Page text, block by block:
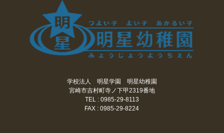
学校法人 明星学園 明星幼稚園
宮崎市吉村町寺ノ下甲2319番地
TEL : 0985-29-8113
FAX : 0985-29-8224